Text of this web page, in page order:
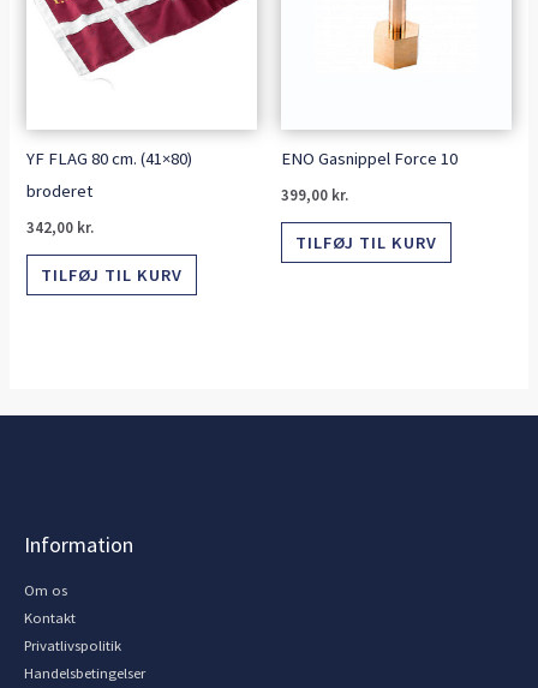
YF FLAG 80 cm. (41×80)
broderet
342,00 kr.
TILFØJ TIL KURV
ENO Gasnippel Force 10
399,00 kr.
TILFØJ TIL KURV
Information
Om os
Kontakt
Privatlivspolitik
Handelsbetingelser